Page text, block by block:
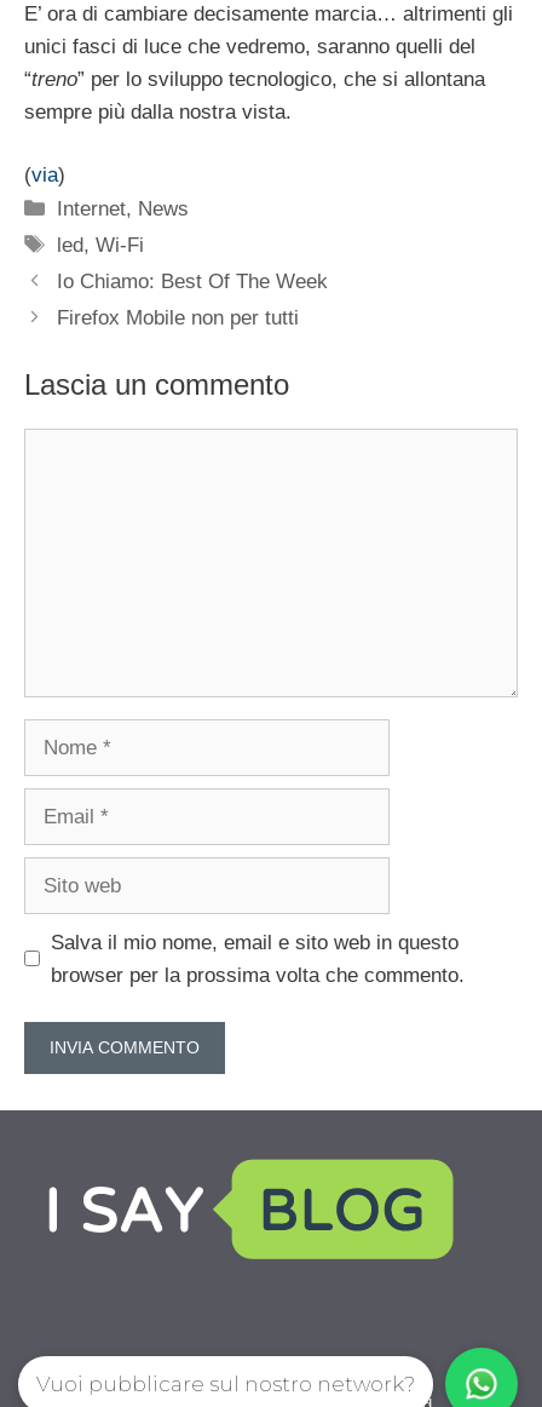
E’ ora di cambiare decisamente marcia… altrimenti gli
unici fasci di luce che vedremo, saranno quelli del
“treno” per lo sviluppo tecnologico, che si allontana
sempre più dalla nostra vista.
(via)
Categorie
Internet, News
Tag
led,Wi-Fi
Io Chiamo: Best Of The Week
Firefox Mobile non per tutti
Lascia un commento
Salva il mio nome, email e sito web in questo
browser per la prossima volta che commento.
Vuoi pubblicare sul nostro network?